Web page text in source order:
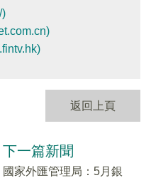
)
返回上頁
下一篇新聞
國家外匯管理局：5月銀